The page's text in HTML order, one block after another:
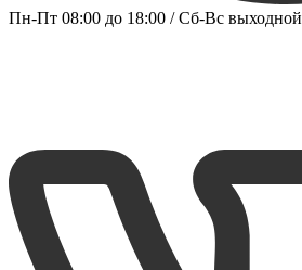
Пн-Пт 08:00 до 18:00 / Сб-Вс выходной